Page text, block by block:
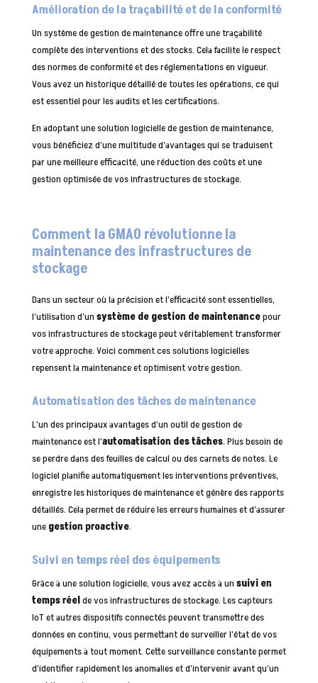
Amélioration de la traçabilité et de la conformité
Un système de gestion de maintenance offre une traçabilité
complète des interventions et des stocks. Cela facilite le respect
des normes de conformité et des réglementations en vigueur.
Vous avez un historique détaillé de toutes les opérations, ce qui
est essentiel pour les audits et les certifications.
En adoptant une solution logicielle de gestion de maintenance,
vous bénéficiez d’une multitude d’avantages qui se traduisent
par une meilleure efficacité, une réduction des coûts et une
gestion optimisée de vos infrastructures de stockage.
Comment la GMAO révolutionne la
maintenance des infrastructures de
stockage
Dans un secteur où la précision et l’efficacité sont essentielles,
l’utilisation d’un système de gestion de maintenancepour
vos infrastructures de stockage peut véritablement transformer
votre approche. Voici comment ces solutions logicielles
repensent la maintenance et optimisent votre gestion.
Automatisation des tâches de maintenance
L’un des principaux avantages d’un outil de gestion de
maintenance est l’automatisation des tâches. Plus besoin de
se perdre dans des feuilles de calcul ou des carnets de notes. Le
logiciel planifie automatiquement les interventions préventives,
enregistre les historiques de maintenance et génère des rapports
détaillés. Cela permet de réduire les erreurs humaines et d’assurer
une gestion proactive.
Suivi en temps réel des équipements
Grâce à une solution logicielle, vous avez accès à un suivi en
temps réelde vos infrastructures de stockage. Les capteurs
IoT et autres dispositifs connectés peuvent transmettre des
données en continu, vous permettant de surveiller l’état de vos
équipements à tout moment. Cette surveillance constante permet
d’identifier rapidement les anomalies et d’intervenir avant qu’un